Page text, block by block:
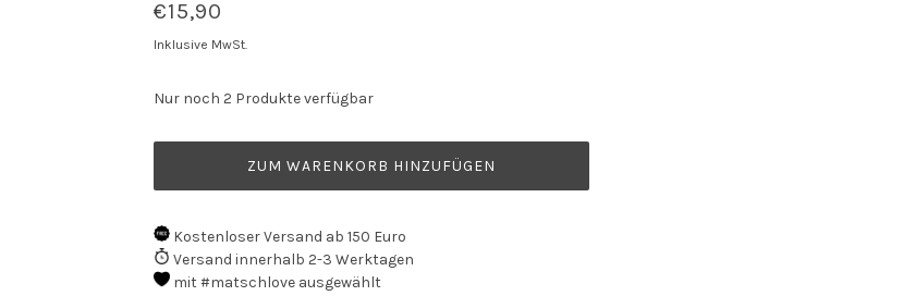
€15,90
Inklusive MwSt.
Nur noch 2 Produkte verfügbar
ZUM WARENKORB HINZUFÜGEN
Kostenloser Versand ab 150 Euro
Versand innerhalb 2-3 Werktagen
mit #matschlove ausgewählt